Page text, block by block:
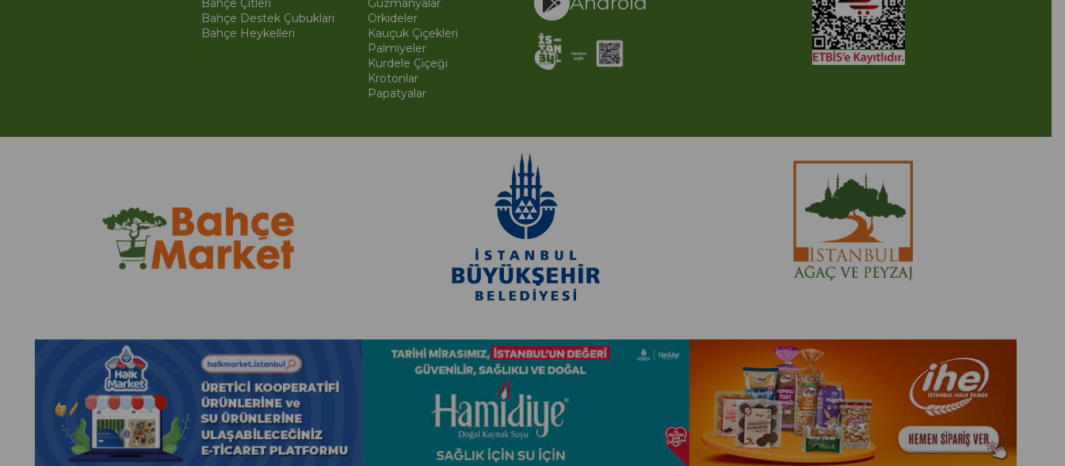
Bahçe Çitleri
Bahçe Destek Çubukları
Bahçe Heykelleri
Guzmanyalar
Orkideler
Kauçuk Çiçekleri
Palmiyeler
Kurdele Çiçeği
Krotonlar
Papatyalar